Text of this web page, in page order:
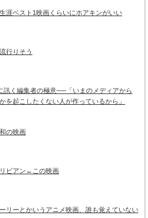
涯ベスト1映画くらいにホアキンがいい
行りそう
訊く編集者の極意──「いまのメディアから
を起こしたくない人が作っているから」
の映画
ビアン←この映画
リーとかいうアニメ映画、誰も覚えていない